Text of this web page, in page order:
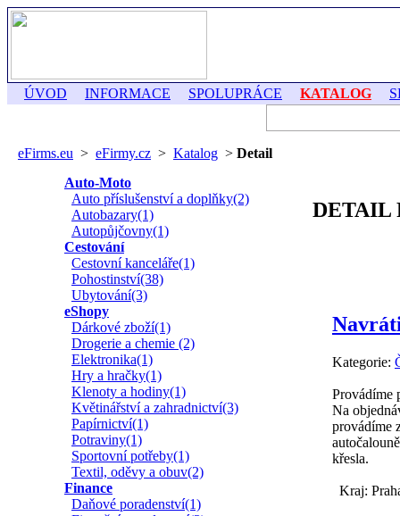
ÚVOD INFORMACE SPOLUPRÁCE KATALOG
eFirms.eu > eFirmy.cz > Katalog > Detail
Auto-Moto
Auto příslušenství a doplňky(2)
Autobazary(1)
Autopůjčovny(1)
Cestování
Cestovní kanceláře(1)
Pohostinství(38)
Ubytování(3)
eShopy
Dárkové zboží(1)
Drogerie a chemie (2)
Elektronika(1)
Hry a hračky(1)
Klenoty a hodiny(1)
Květinářství a zahradnictví(3)
Papírnictví(1)
Potraviny(1)
Sportovní potřeby(1)
Textil, oděvy a obuv(2)
Finance
Daňové poradenství(1)
DETAIL
Kategorie:
Provádíme
Na
provádíme
křesla.
Kraj: